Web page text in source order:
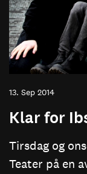
13. Sep 2014
Klar for
Tirsdag og
Teater på en